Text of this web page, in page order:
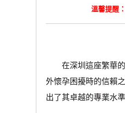
溫馨提醒
在深圳這座繁華的
外懷孕困擾時的信賴
出了其卓越的專業水準